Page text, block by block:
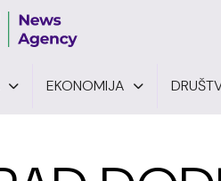
EKONOMIJA